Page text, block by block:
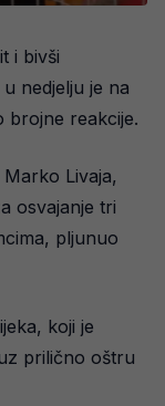
i bivši
nedjelju je na
brojne reakcije.
Livaja,
osvajanje tri
pljunuo
koji je
prilično oštru